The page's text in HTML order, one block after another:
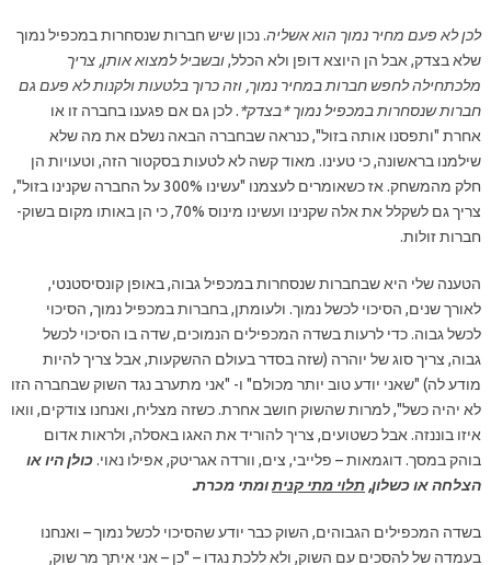
לכן לא פעם מחיר נמוך הוא אשליה. נכון שיש חברות שנסחרות במכפיל נמוך
שלא בצדק, אבל הן היוצא דופן ולא הכלל,ובשביל למצוא אותן, צריך
מלכתחילה לחפש חברות במחיר נמוך, וזה כרוך בלטעות ולקנות לא פעם גם
חברות שנסחרות במכפיל נמוך *בצדק*. לכן גם אם פגענו בחברה זו או
אחרת "ותפסנו אותה בזול", כנראה שבחברה הבאה נשלם את מה שלא
שילמנו בראשונה, כי טעינו. מאוד קשה לא לטעות בסקטור הזה, וטעויות הן
חלק מהמשחק. אז כשאומרים לעצמנו "עשינו 300% על החברה שקנינו בזול",
צריך גם לשקלל את אלה שקנינו ועשינו מינוס 70%, כי הן באותו מקום בשוק-
חברות זולות.
הטענה שלי היא שבחברות שנסחרות במכפיל גבוה, באופן קונסיסטנטי,
לאורך שנים, הסיכוי לכשל נמוך. ולעומתן, בחברות במכפיל נמוך, הסיכוי
לכשל גבוה. כדי לרעות בשדה המכפילים הנמוכים, שדה בו הסיכוי לכשל
גבוה, צריך סוג של יוהרה (שזה בסדר בעולם ההשקעות, אבל צריך להיות
מודע לה) "שאני יודע טוב יותר מכולם" ו- "אני מתערב נגד השוק שבחברה הזו
לא יהיה כשל", למרות שהשוק חושב אחרת. כשזה מצליח, ואנחנו צודקים, וואו
איזו בוננזה. אבל כשטועים, צריך להוריד את האגו באסלה, ולראות אדום
בוהק במסך. דוגמאות – פלייבי, צים, וורדה אגריטק, אפילו נאוי.כולן היו או
הצלחה או כשלון,תלוי מתי קניתומתי מכרת.
בשדה המכפילים הגבוהים, השוק כבר יודע שהסיכוי לכשל נמוך – ואנחנו
בעמדה של להסכים עם השוק, ולא ללכת נגדו – "כן – אני איתך מר שוק,